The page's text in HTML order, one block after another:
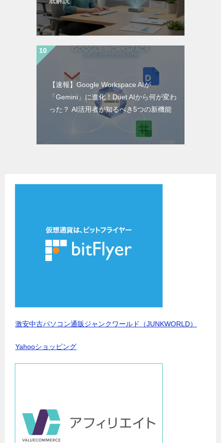
【速報】Google Workspace AIが
「Gemini」に進化！Duet AIから何が変わ
った？ AI活用者が知るべき5つの新機能
激安中古パソコン通販ジャンクワールド（JUNKWORLD）
Yahooショッピング